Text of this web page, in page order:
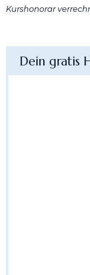
Kurshonorar
Dein gratis